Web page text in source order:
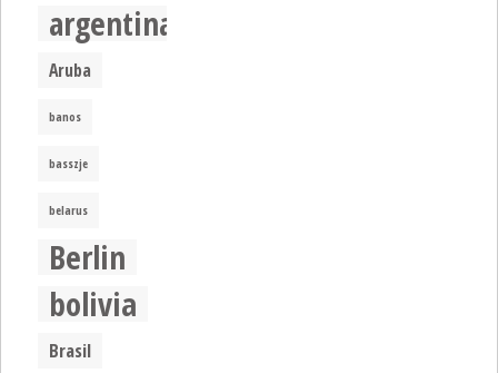
argentina
Aruba
banos
basszje
belarus
Berlin
bolivia
Brasil